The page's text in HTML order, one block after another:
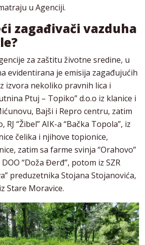
u Agenciji.
zagađivači vazduha
za zaštitu životne sredine, u
evidentirana je emisija zagađujućih
izvora nekoliko pravnih lica i
Ptuj – Topiko” d.o.o iz klanice i
Bajši i Repro centru, zatim
RJ “Žibel” AIK-a “Bačka Topola”, iz
čelika i njihove topionice,
zatim sa farme svinja “Orahovo”
DOO “Doža Đerđ”, potom iz SZR
preduzetnika Stojana Stojanovića,
Stare Moravice.